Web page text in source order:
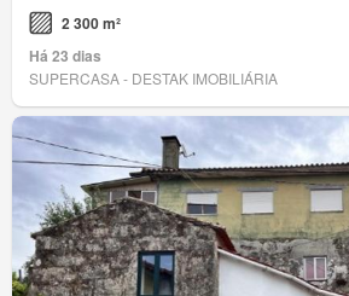
2 300 m²
Há 23 dias
SUPERCASA - DESTAK IMOBILIÁRIA